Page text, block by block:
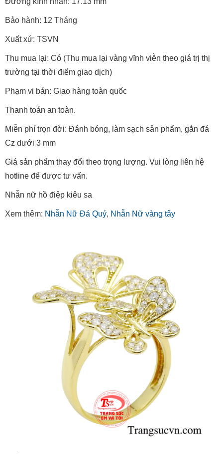
Bảo hành: 12 Tháng
Xuất xứ: TSVN
Thu mua lại: Có (Thu mua lại vàng vĩnh viễn theo giá trị thị
trường tại thời điểm giao dịch)
Phạm vi bán: Giao hàng toàn quốc
Thanh toán an toàn.
Miễn phí trọn đời: Đánh bóng, làm sạch sản phẩm, gắn đá
Cz dưới 3 mm
Giá sản phẩm thay đổi theo trọng lượng. Vui lòng liên hệ
hotline để được tư vấn.
Nhẫn nữ hồ điệp kiêu sa
Xem thêm: Nhẫn Nữ Đá Quý, Nhẫn Nữ vàng tây